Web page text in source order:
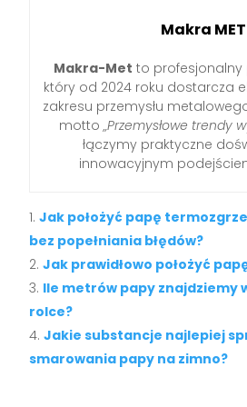
Makra MET
Makra-Met to profesjonalny
który od 2024 roku dostarcza
zakresu przemysłu
motto„Przemysłowe trendy
łączymy praktyczne
innowacyjnym
Jak położyć papę
bez popełniania błędów?
Jak prawidłowo położyć
Ile metrów papy znajdziemy
rolce?
Jakie substancje najlepiej
smarowania papy na zimno?